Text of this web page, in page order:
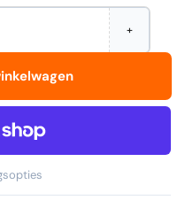
+Verhoog
het
Fellowes
-
zilvergrijs